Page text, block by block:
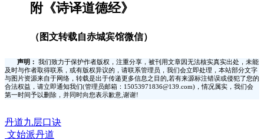
附《诗译道德经》
（图文转载自赤城宾馆微信）
声明：
我们致力于保护作者版权，注重分享，被刊用文章因无法核实真实出处，未能
及时与作者取得联系，或有版权异议的，请联系管理员，我们会立即处理，本站部分文字
与图片资源来自于网络，转载是出于传递更多信息之目的,若有来源标注错误或侵犯了您的
合法权益，请立即通知我们(管理员邮箱：15053971836@139.com)，情况属实，我们会
第一时间予以删除，并同时向您表示歉意,谢谢!
丹道九层口诀
文始派丹道